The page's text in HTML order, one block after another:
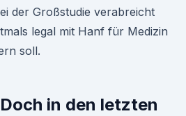
der Großstudie verabreicht
legal mit Hanf für Medizin
soll.
in den letzten